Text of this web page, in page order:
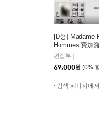
[D형] Madame
Hommes 費加
담 피가로 옴므
남사 중국 2026
김윤식&박시우
잡지+랜덤 카드
편집부
69,000원 (0%
검색 페이지에